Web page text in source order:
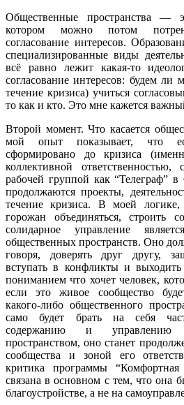
Общественные пространства —
котором можно потом
согласование интересов.
специализированные виды
всё равно лежит какая-то
согласование интересов: будем ли
течение кризиса) учиться
то как и кто. Это мне кажется
Второй момент. Что касается
мой опыт показывает, что
сформировано до кризиса
коллективной
рабочей группой как “Телеграф” в
продолжаются проекты,
течение кризиса. В моей
горожан объединяться, строить
солидарное управление
общественных пространств. Оно
говоря, доверять друг другу,
вступать в конфликты и
пониманием что хочет человек,
если это живое сообщество
какого-либо общественного
само будет брать на себя
содержанию и управлению
пространством, оно станет
сообщества и зоной его
критика программы “Комфортная
связана в основном с тем, что она
благоустройстве, а не на